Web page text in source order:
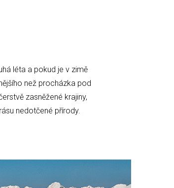
léta a pokud je v zimě
než procházka pod
zasněžené krajiny,
nedotčené přírody.